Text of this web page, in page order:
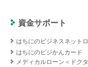
資金サポート
はちにのビジネスネット
はちにのビジかんカード
メディカルローン＜ドク